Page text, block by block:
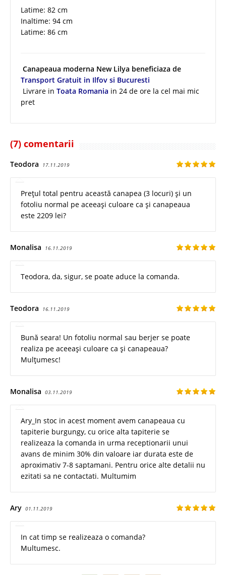
Latime: 82 cm
Inaltime: 94 cm
Latime: 86 cm
Canapeaua moderna New Lilya beneficiaza de
Transport Gratuit in Ilfov si Bucuresti
Livrare in Toata Romania in 24 de ore la cel mai mic
pret
(7) comentarii
Teodora 17.11.2019
Prețul total pentru această canapea (3 locuri) și un
fotoliu normal pe aceeași culoare ca și canapeaua
este 2209 lei?
Monalisa 16.11.2019
Teodora, da, sigur, se poate aduce la comanda.
Teodora 16.11.2019
Bună seara! Un fotoliu normal sau berjer se poate
realiza pe aceeași culoare ca și canapeaua?
Mulțumesc!
Monalisa 03.11.2019
Ary_In stoc in acest moment avem canapeaua cu
tapiterie burgungy, cu orice alta tapiterie se
realizeaza la comanda in urma receptionarii unui
avans de minim 30% din valoare iar durata este de
aproximativ 7-8 saptamani. Pentru orice alte detalii nu
ezitati sa ne contactati. Multumim
Ary 01.11.2019
In cat timp se realizeaza o comanda?
Multumesc.